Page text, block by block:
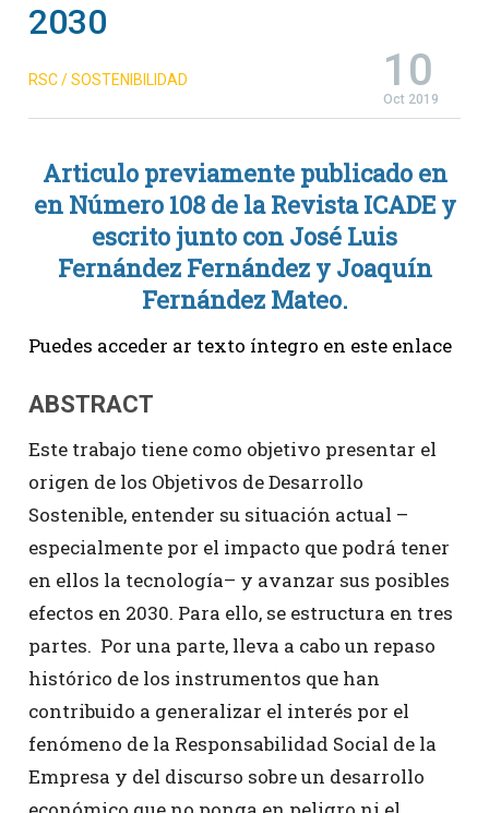
2030
10
Oct 2019
RSC / SOSTENIBILIDAD
Articulo previamente publicado en
en Número 108 de la Revista ICADE y
escrito junto con José Luis
Fernández Fernández y Joaquín
Fernández Mateo.
Puedes acceder ar texto íntegro en este enlace
ABSTRACT
Este trabajo tiene como objetivo presentar el
origen de los Objetivos de Desarrollo
Sostenible, entender su situación actual –
especialmente por el impacto que podrá tener
en ellos la tecnología– y avanzar sus posibles
efectos en 2030. Para ello, se estructura en tres
partes. Por una parte, lleva a cabo un repaso
histórico de los instrumentos que han
contribuido a generalizar el interés por el
fenómeno de la Responsabilidad Social de la
Empresa y del discurso sobre un desarrollo